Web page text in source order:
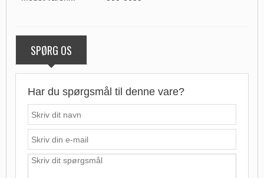
SPØRG OS
Har du spørgsmål til denne vare?